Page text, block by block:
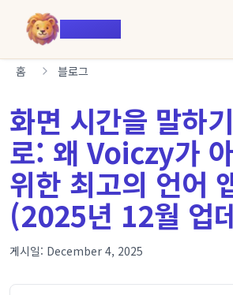
Voiczy
홈 블로그
화면 시간을 말하
로: 왜 Voiczy가
위한 최고의 언어
(2025년 12월 업
게시일: December 4, 2025